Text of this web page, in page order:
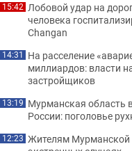
15:42 Лобовой удар на
человека
Changan
14:31 На расселение
миллиардов: власти
застройщиков
13:19 Мурманская область
России: поголовье
12:23 Жителям Мурманской